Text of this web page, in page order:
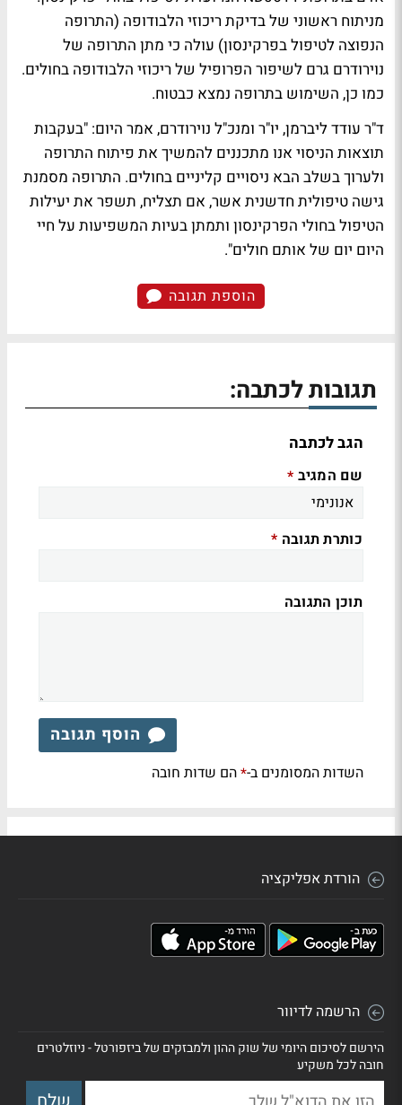
מניתוח ראשוני של בדיקת ריכוזי הלבודופה (התרופה
הנפוצה לטיפול בפרקינסון) עולה כי מתן התרופה של
נוירודרם גרם לשיפור הפרופיל של ריכוזי הלבודופה בחולים.
כמו כן, השימוש בתרופה נמצא כבטוח.
ד"ר עודד ליברמן, יו"ר ומנכ"ל נוירודרם, אמר היום: "בעקבות
תוצאות הניסוי אנו מתכננים להמשיך את פיתוח התרופה
ולערוך בשלב הבא ניסויים קליניים בחולים. התרופה מסמנת
גישה טיפולית חדשנית אשר, אם תצליח, תשפר את יעילות
הטיפול בחולי הפרקינסון ותמתן בעיות המשפיעות על חיי
היום יום של אותם חולים".
הוספת תגובה
תגובות לכתבה:
הגב לכתבה
שם המגיב *
כותרת תגובה *
תוכן התגובה
הוסף תגובה
השדות המסומנים ב-*הם שדות חובה
הורדת אפליקציה
הרשמה לדיוור
הירשם לסיכום היומי של שוק ההון ולמבזקים של ביזפורטל - ניוזלטרים
חובה לכל משקיע